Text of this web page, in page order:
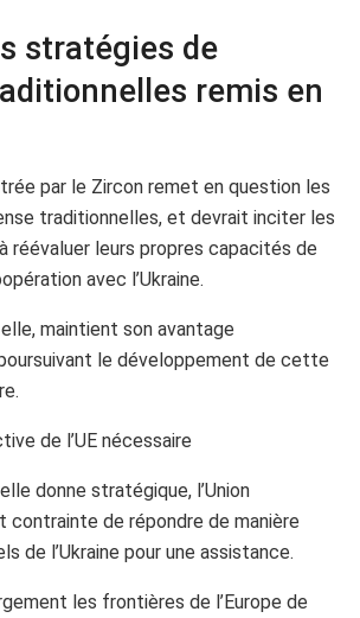
stratégies de
remis en
par le Zircon remet en question les
traditionnelles, et devrait inciter les
réévaluer leurs propres capacités de
avec l’Ukraine.
maintient son avantage
le développement de cette
de l’UE nécessaire
donne stratégique, l’Union
contrainte de répondre de manière
de l’Ukraine pour une assistance.
les frontières de l’Europe de